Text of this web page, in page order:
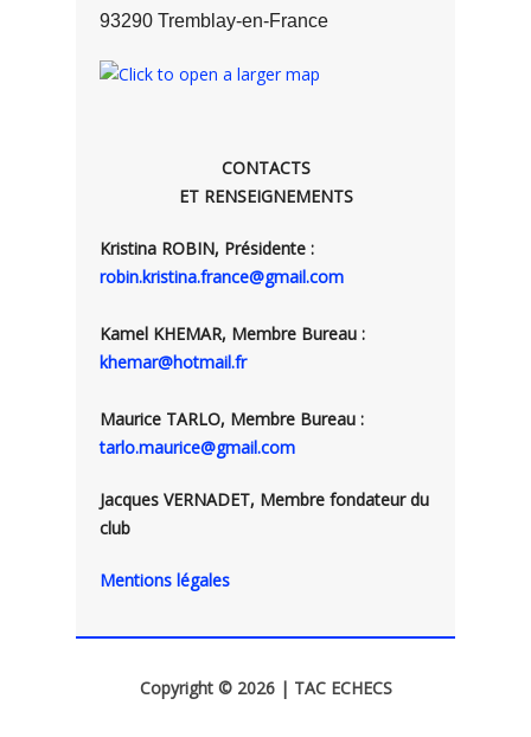
93290 Tremblay-en-France
CONTACTS
ET RENSEIGNEMENTS
Kristina ROBIN, Présidente :
robin.kristina.france@gmail.com
Kamel KHEMAR, Membre Bureau :
khemar@hotmail.fr
Maurice TARLO, Membre Bureau :
tarlo.maurice@gmail.com
Jacques VERNADET, Membre fondateur du
club
Mentions légales
Copyright © 2026 | TAC ECHECS